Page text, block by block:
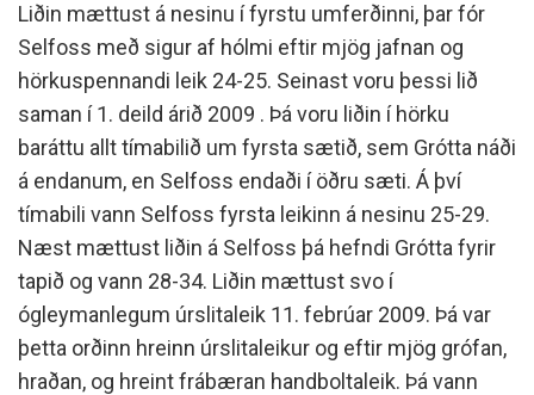
Liðin mættust á nesinu í fyrstu umferðinni, þar fór
Selfoss með sigur af hólmi eftir mjög jafnan og
hörkuspennandi leik 24-25. Seinast voru þessi lið
saman í 1. deild árið 2009 . Þá voru liðin í hörku
baráttu allt tímabilið um fyrsta sætið, sem Grótta náði
á endanum, en Selfoss endaði í öðru sæti. Á því
tímabili vann Selfoss fyrsta leikinn á nesinu 25-29.
Næst mættust liðin á Selfoss þá hefndi Grótta fyrir
tapið og vann 28-34. Liðin mættust svo í
ógleymanlegum úrslitaleik 11. febrúar 2009. Þá var
þetta orðinn hreinn úrslitaleikur og eftir mjög grófan,
hraðan, og hreint frábæran handboltaleik. Þá vann